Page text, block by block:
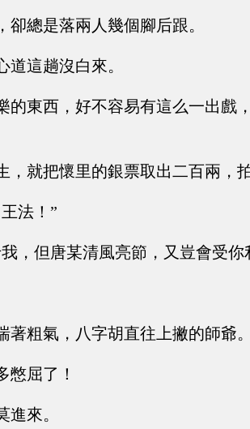
總是落兩人幾個腳后跟。
這趟沒白來。
的東西，好不容易有這么一出戲
就把懷里的銀票取出二百兩，
法！”
，但唐某清風亮節，又豈會受你
粗氣，八字胡直往上撇的師爺。
憋屈了！
來。